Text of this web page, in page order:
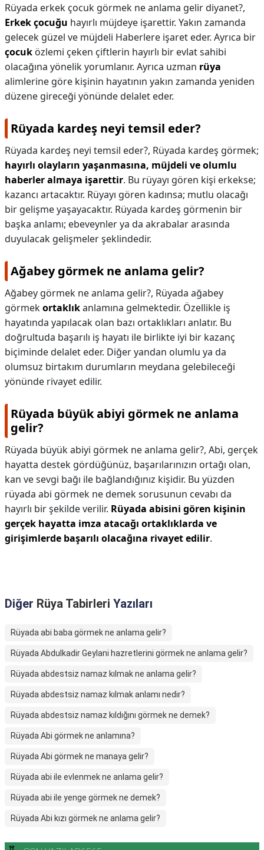
Rüyada erkek çocuk görmek ne anlama gelir diyanet?,
Erkek çocuğu hayırlı müjdeye işarettir. Yakın zamanda
gelecek güzel ve müjdeli Haberlere işaret eder. Ayrıca bir
çocuk özlemi çeken çiftlerin hayırlı bir evlat sahibi
olacağına yönelik yorumlanır. Ayrıca uzman rüya
alimlerine göre kişinin hayatının yakın zamanda yeniden
düzene gireceği yönünde delalet eder.
Rüyada kardeş neyi temsil eder?
Rüyada kardeş neyi temsil eder?, Rüyada kardeş görmek;
hayırlı olayların yaşanmasına, müjdeli ve olumlu
haberler almaya işarettir. Bu rüyayı gören kişi erkekse;
kazancı artacaktır. Rüyayı gören kadınsa; mutlu olacağı
bir gelişme yaşayacaktır. Rüyada kardeş görmenin bir
başka anlamı; ebeveynler ya da akrabalar arasında
duyulacak gelişmeler şeklindedir.
Ağabey görmek ne anlama gelir?
Ağabey görmek ne anlama gelir?, Rüyada ağabey
görmekortaklıkanlamına gelmektedir. Özellikle iş
hayatında yapılacak olan bazı ortaklıkları anlatır. Bu
doğrultuda başarılı iş hayatı ile birlikte iyi bir kazanç
biçiminde delalet eder. Diğer yandan olumlu ya da
olumsuz birtakım durumların meydana gelebileceği
yönünde rivayet edilir.
Rüyada büyük abiyi görmek ne anlama
gelir?
Rüyada büyük abiyi görmek ne anlama gelir?, Abi, gerçek
hayatta destek gördüğünüz, başarılarınızın ortağı olan,
kan ve sevgi bağı ile bağlandığınız kişidir. Bu yüzden
rüyada abi görmek ne demek sorusunun cevabı da
hayırlı bir şekilde verilir. Rüyada abisini gören kişinin
gerçek hayatta imza atacağı ortaklıklarda ve
girişimlerde başarılı olacağına rivayet edilir.
Diğer Rüya Tabirleri Yazıları
Rüyada abi baba görmek ne anlama gelir?
Rüyada Abdulkadir Geylani hazretlerini görmek ne anlama gelir?
Rüyada abdestsiz namaz kılmak ne anlama gelir?
Rüyada abdestsiz namaz kılmak anlamı nedir?
Rüyada abdestsiz namaz kıldığını görmek ne demek?
Rüyada Abi görmek ne anlamına?
Rüyada Abi görmek ne manaya gelir?
Rüyada abi ile evlenmek ne anlama gelir?
Rüyada abi ile yenge görmek ne demek?
Rüyada Abi kızı görmek ne anlama gelir?